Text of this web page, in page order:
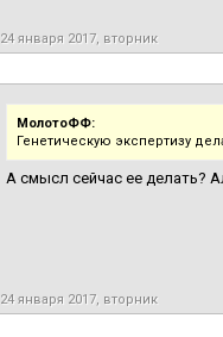
24 января 2017, вторник
МолотоФФ:
Генетическую экспертизу
А смысл сейчас ее делать?
24 января 2017, вторник